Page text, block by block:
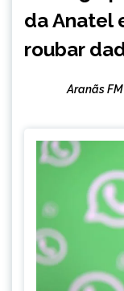
da Anatel
roubar
Aranãs FM